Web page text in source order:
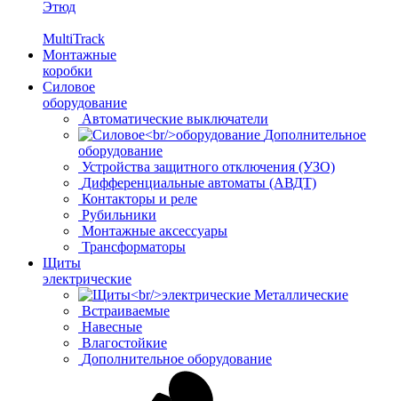
Этюд
MultiTrack
Монтажные
коробки
Силовое
оборудование
Автоматические выключатели
Дополнительное
оборудование
Устройства защитного отключения (УЗО)
Дифференциальные автоматы (АВДТ)
Контакторы и реле
Рубильники
Монтажные аксессуары
Трансформаторы
Щиты
электрические
Металлические
Встраиваемые
Навесные
Влагостойкие
Дополнительное оборудование